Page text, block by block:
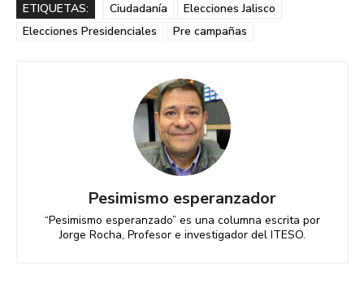
ETIQUETAS: Ciudadanía
Elecciones Jalisco
Elecciones Presidenciales
Pre campañas
Pesimismo esperanzador
“Pesimismo esperanzado” es una columna escrita por
Jorge Rocha, Profesor e investigador del ITESO.